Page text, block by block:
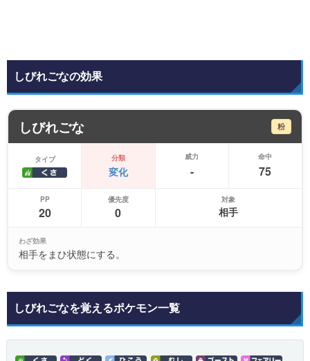
しびれごなの効果
しびれごな 粉
タイプ 分類
変化
威力
-
命中
75
PP
20
優先度
0
対象
相手
わざ効果
相手をまひ状態にする。
しびれごなを覚えるポケモン一覧